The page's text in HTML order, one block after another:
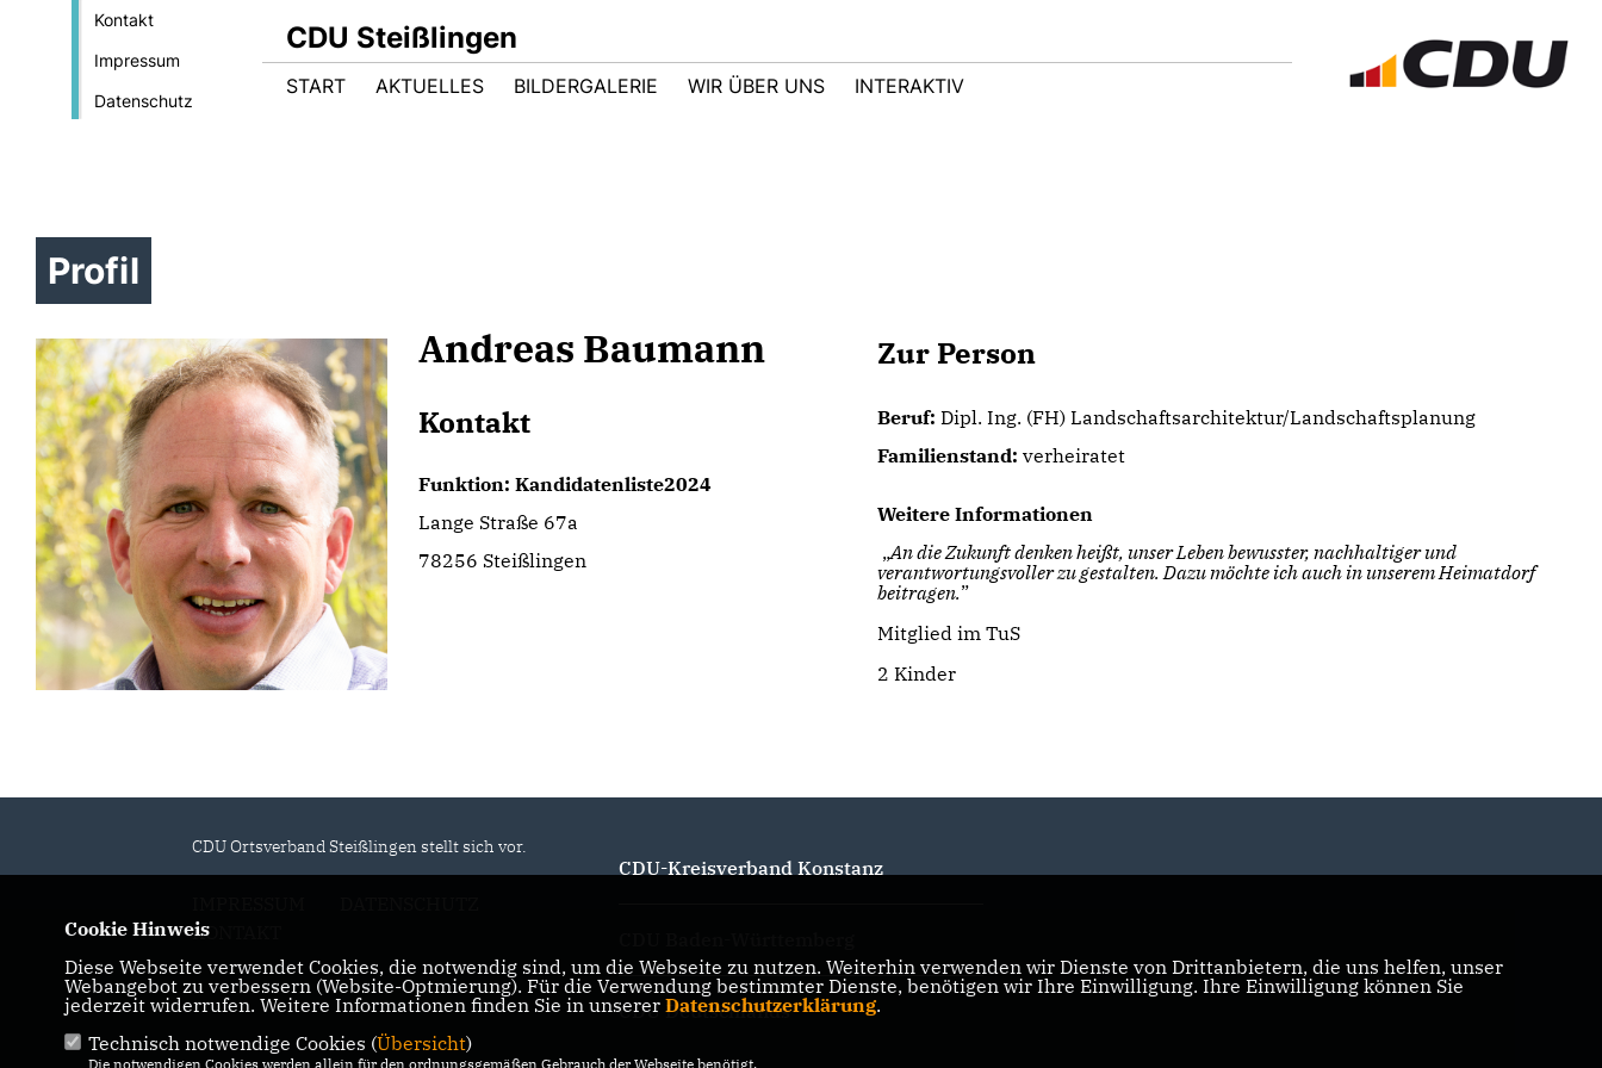
Kontakt
Impressum
Datenschutz
CDU Steißlingen
START AKTUELLES BILDERGALERIE WIR ÜBER UNS INTERAKTIV
Profil
Andreas Baumann
Kontakt
Funktion: Kandidatenliste2024
Lange Straße 67a
78256 Steißlingen
Zur Person
Beruf: Dipl. Ing. (FH) Landschaftsarchitektur/Landschaftsplanung
Familienstand: verheiratet
Weitere Informationen
An die Zukunft denken heißt, unser Leben bewusster, nachhaltiger und
verantwortungsvoller zu gestalten. Dazu möchte ich auch in unserem Heimatdorf
beitragen.”
Mitglied im TuS
2 Kinder
CDU Ortsverband Steißlingen stellt sich vor.
KONTAKT
CDU-Kreisverband Konstanz
CDU Deutschlands
Cookie Hinweis
Diese Webseite verwendet Cookies, die notwendig sind, um die Webseite zu nutzen. Weiterhin verwenden wir Dienste von Drittanbietern, die uns helfen, unser
Webangebot zu verbessern (Website-Optmierung). Für die Verwendung bestimmter Dienste, benötigen wir Ihre Einwilligung. Ihre Einwilligung können Sie
jederzeit widerrufen. Weitere Informationen finden Sie in unserer Datenschutzerklärung.
Technisch notwendige Cookies (Übersicht)
Die notwendigen Cookies werden allein für den ordnungsgemäßen Gebrauch der Webseite benötigt.